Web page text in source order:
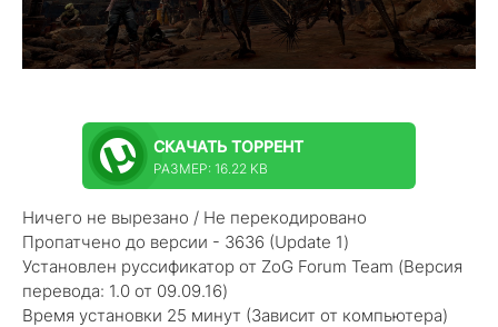
СКАЧАТЬ ТОРРЕНТ
РАЗМЕР: 16.22 KB
Ничего не вырезано / Не перекодировано
Пропатчено до версии - 3636 (Update 1)
Установлен руссификатор от ZoG Forum Team (Версия
перевода: 1.0 от 09.09.16)
Время установки 25 минут (Зависит от компьютера)